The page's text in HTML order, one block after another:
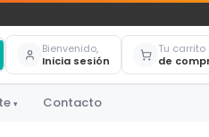
Bienvenido,
Inicia sesión
Tu carrito
de
▾ Contacto